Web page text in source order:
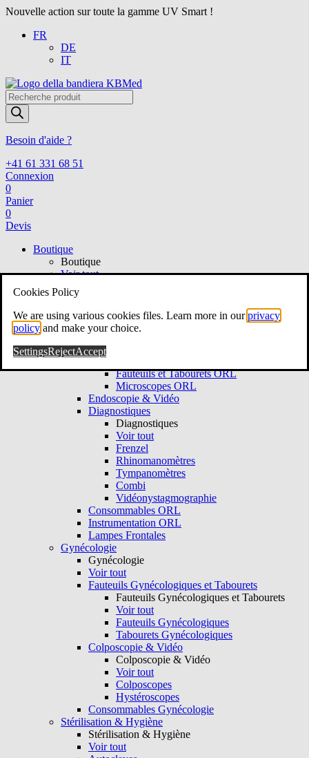
Nouvelle action sur toute la gamme UV Smart !
FR
DE
IT
Recherche
de
produits
Besoin d'aide ?
+41 61 331 68 51
Connexion
0
Panier
0
Devis
Boutique
Boutique
Voir tout
ORL
Voir tout
Consultation ORL
Fauteuils et Tabourets ORL
Microscopes ORL
Endoscopie & Vidéo
Diagnostiques
Diagnostiques
Voir tout
Frenzel
Rhinomanomètres
Tympanomètres
Combi
Vidéonystagmographie
Consommables ORL
Instrumentation ORL
Lampes Frontales
Gynécologie
Gynécologie
Voir tout
Fauteuils Gynécologiques et Tabourets
Fauteuils Gynécologiques et Tabourets
Voir tout
Fauteuils Gynécologiques
Tabourets Gynécologiques
Colposcopie & Vidéo
Colposcopie & Vidéo
Voir tout
Colposcopes
Hystéroscopes
Consommables Gynécologie
Stérilisation & Hygiène
Stérilisation & Hygiène
Voir tout
Cookies Policy
We are using various cookies files. Learn more in ourprivacy
policy and make your choice.
SettingsRejectAccept